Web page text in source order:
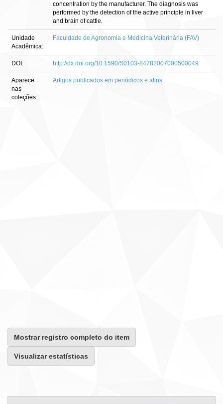
concentration by the manufacturer. The diagnosis was
performed by the detection of the active principle in liver
and brain of cattle.
Unidade
Acadêmica:
Faculdade de Agronomia e Medicina Veterinária (FAV)
DOI: http://dx.doi.org/10.1590/S0103-84782007000500049
Aparece
nas
coleções:
Artigos publicados em periódicos e afins
Mostrar registro completo do item
Visualizar estatísticas